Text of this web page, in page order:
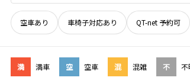
空車あり 車椅子対応あり QT-net 予約可
満 満車 空 空車 混 混雑 不 不